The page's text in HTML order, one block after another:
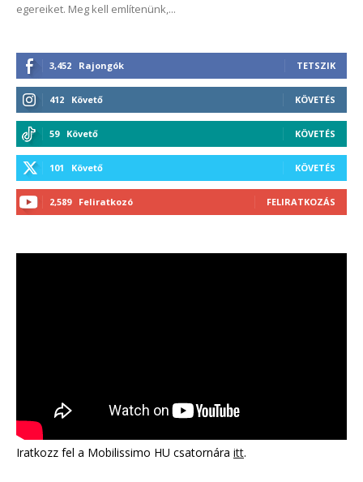
egereiket. Meg kell említenünk,...
3,452 Rajongók TETSZIK
412 Követő KÖVETÉS
59 Követő KÖVETÉS
101 Követő KÖVETÉS
2,589 Feliratkozó FELIRATKOZÁS
Iratkozz fel a Mobilissimo HU csatornára itt.